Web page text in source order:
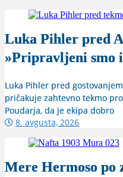
Luka Pihler pred
»Pripravljeni smo
Luka Pihler pred
pričakuje zahtevno tekmo
Poudarja, da je ekipa dobro
8. avgusta, 2026
Mere Hermoso po